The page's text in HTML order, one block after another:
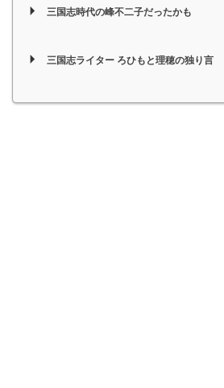
三国志時代の峰不二子だったかも
三国志ライター ろひもと理穂の独り言